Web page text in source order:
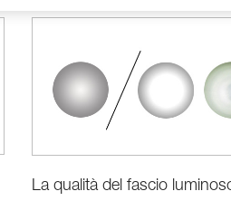
La qualità del fascio